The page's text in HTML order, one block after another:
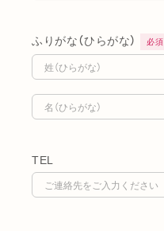
ふりがな（ひらがな） 必須
TEL